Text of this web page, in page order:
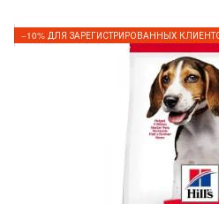
−10% ДЛЯ ЗАРЕГИСТРИРОВАННЫХ